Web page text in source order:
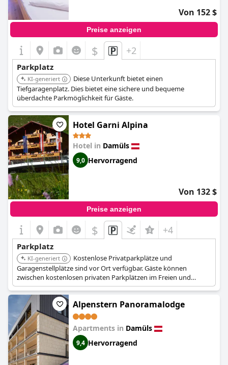
Von 152 $
Preise anzeigen
$ +2
Parkplatz
KI-generiert
Diese Unterkunft bietet einen
Tiefgaragenplatz. Dies bietet eine sichere und bequeme
überdachte Parkmöglichkeit für Gäste.
Hotel Garni Alpina
Hotel in Damüls
9,0 Hervorragend
Von 132 $
Preise anzeigen
$ +4
Parkplatz
KI-generiert
Kostenlose Privatparkplätze und
Garagenstellplätze sind vor Ort verfügbar. Gäste können
zwischen kostenlosen privaten Parkplätzen im Freien und
überdachten Garagenparkplätzen wählen.
Alpenstern Panoramalodge
Apartments in Damüls
9,4 Hervorragend